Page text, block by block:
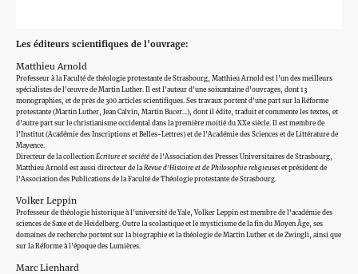
Les éditeurs scientifiques de l'ouvrage:
Matthieu Arnold
Professeur à la Faculté de théologie protestante de Strasbourg, Matthieu Arnold est l'un des meilleurs
spécialistes de l'œuvre de Martin Luther. Il est l’auteur d’une soixantaine d’ouvrages, dont 13
monographies, et de près de 300 articles scientifiques. Ses travaux portent d’une part sur la Réforme
protestante (Martin Luther, Jean Calvin, Martin Bucer...), dont il édite, traduit et commente les textes, et
d’autre part sur le christianisme occidental dans la première moitié du XXe siècle. Il est membre de
l'Institut (Académie des Inscriptions et Belles-Lettres) et de l'Académie des Sciences et de Littérature de
Mayence.
Directeur de la collection Écriture et société de l'Association des Presses Universitaires de Strasbourg,
Matthieu Arnold est aussi directeur de la Revue d’Histoire et de Philosophie religieuses et président de
l’Association des Publications de la Faculté de Théologie protestante de Strasbourg.
Volker Leppin
Professeur de théologie historique à l'université de Yale, Volker Leppin est membre de l'académie des
sciences de Saxe et de Heidelberg. Outre la scolastique et le mysticisme de la fin du Moyen Âge, ses
domaines de recherche portent sur la biographie et la théologie de Martin Luther et de Zwingli, ainsi que
sur la Réforme à l'époque des Lumières.
Marc Lienhard